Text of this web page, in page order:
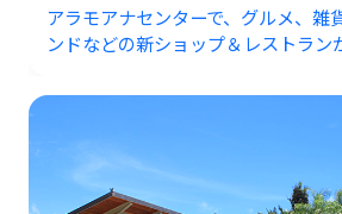
アラモアナセンターで、グルメ、雑
ンドなどの新ショップ＆レストラン